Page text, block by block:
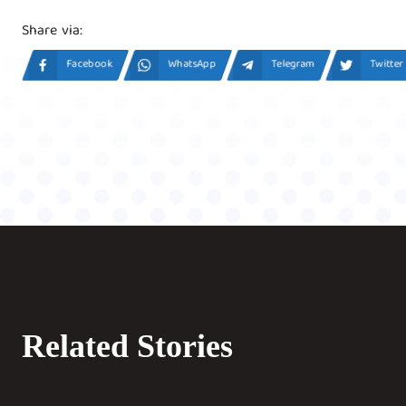
Share via:
Facebook WhatsApp Telegram Twitter
Related Stories